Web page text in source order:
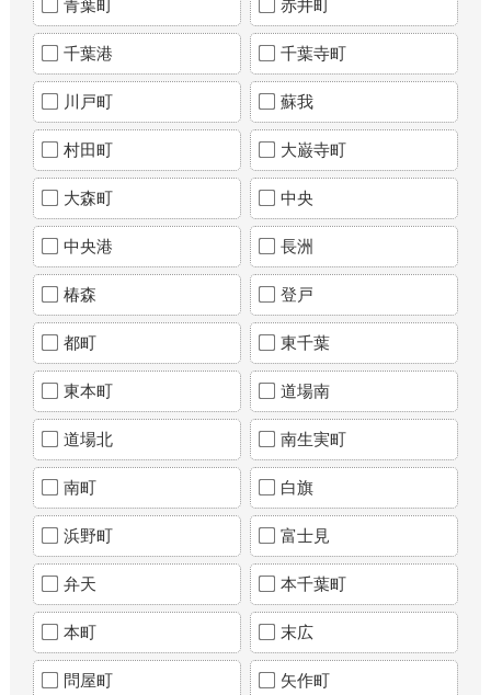
青葉町 赤井町
千葉港 千葉寺町
川戸町 蘇我
村田町 大巌寺町
大森町 中央
中央港 長洲
椿森 登戸
都町 東千葉
東本町 道場南
道場北 南生実町
南町 白旗
浜野町 富士見
弁天 本千葉町
本町 末広
問屋町 矢作町